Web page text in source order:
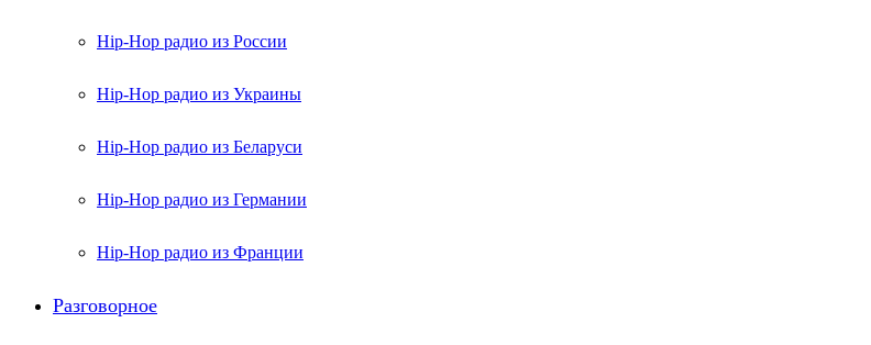
Hip-Hop радио из России
Hip-Hop радио из Украины
Hip-Hop радио из Беларуси
Hip-Hop радио из Германии
Hip-Hop радио из Франции
Разговорное